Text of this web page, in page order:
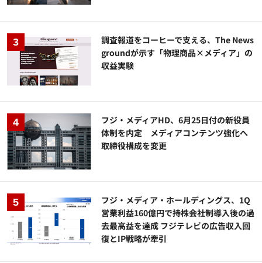
調査報道をコーヒーで支える、The News
groundが示す「物理商品×メディア」の
収益実験
フジ・メディアHD、6月25日付の新役員
体制を内定 メディアコンテンツ強化へ
取締役構成を変更
フジ・メディア・ホールディングス、1Q
営業利益160億円で持株会社制導入後の過
去最高益を達成 フジテレビの広告収入回
復とIP戦略が牽引